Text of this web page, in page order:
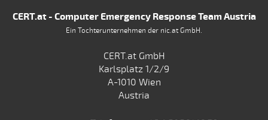
CERT.at - Computer Emergency Response Team Austria
Ein Tochterunternehmen der nic.at GmbH.
CERT.at GmbH
Karlsplatz 1/2/9
A-1010 Wien
Austria